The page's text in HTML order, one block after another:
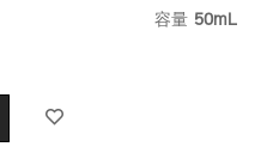
容量 50mL